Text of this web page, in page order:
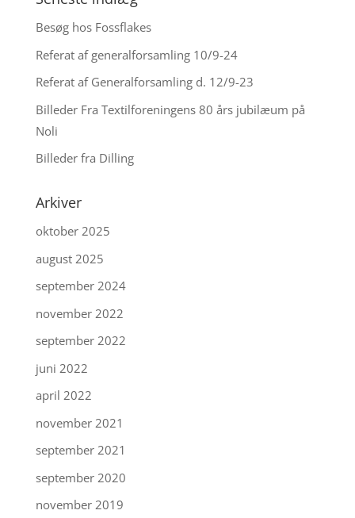
Besøg hos Fossflakes
Referat af generalforsamling 10/9-24
Referat af Generalforsamling d. 12/9-23
Billeder Fra Textilforeningens 80 års jubilæum på
Noli
Billeder fra Dilling
Arkiver
oktober 2025
august 2025
september 2024
november 2022
september 2022
juni 2022
april 2022
november 2021
september 2021
september 2020
november 2019